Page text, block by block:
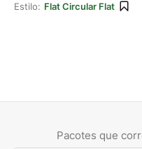
Estilo: Flat Circular Flat
Pacotes que